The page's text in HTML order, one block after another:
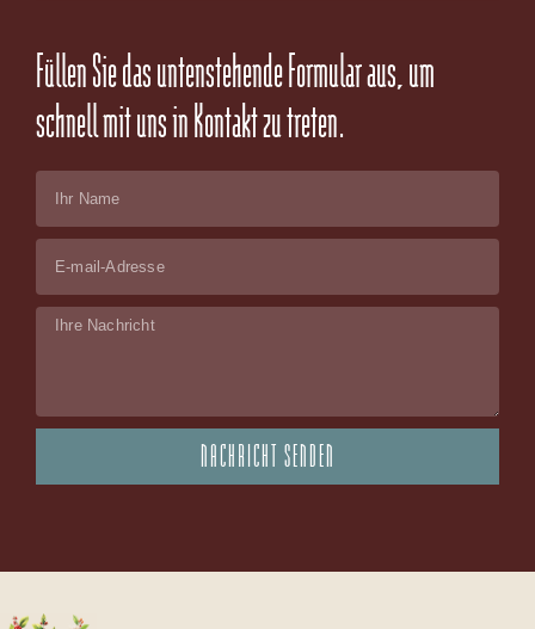
Füllen Sie das untenstehende Formular aus, um
schnell mit uns in Kontakt zu treten.
Message
NACHRICHT SENDEN